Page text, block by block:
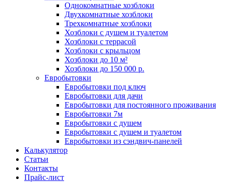
Однокомнатные хозблоки
Двухкомнатные хозблоки
Трехкомнатные хозблоки
Хозблоки с душем и туалетом
Хозблоки с террасой
Хозблоки с крыльцом
Хозблоки до 10 м²
Хозблоки до 150 000 р.
Евробытовки
Евробытовки под ключ
Евробытовки для дачи
Евробытовки для постоянного проживания
Евробытовки 7м
Евробытовки с душем
Евробытовки с душем и туалетом
Евробытовки из сэндвич-панелей
Калькулятор
Статьи
Контакты
Прайс-лист